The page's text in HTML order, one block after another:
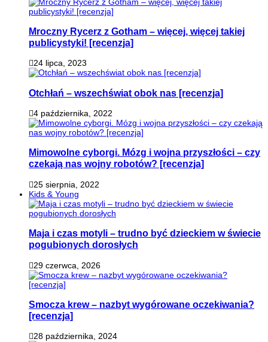
Mroczny Rycerz z Gotham – więcej, więcej takiej
publicystyki! [recenzja]
24 lipca, 2023
Otchłań – wszechświat obok nas [recenzja]
4 października, 2022
Mimowolne cyborgi. Mózg i wojna przyszłości – czy
czekają nas wojny robotów? [recenzja]
25 sierpnia, 2022
Kids & Young
Maja i czas motyli – trudno być dzieckiem w świecie
pogubionych dorosłych
29 czerwca, 2026
Smocza krew – nazbyt wygórowane oczekiwania?
[recenzja]
28 października, 2024